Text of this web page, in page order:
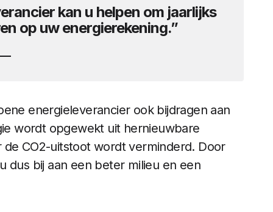
kan u helpen om jaarlijks
op uw energierekening.”
energieleverancier ook bijdragen aan
wordt opgewekt uit hernieuwbare
CO2-uitstoot wordt verminderd. Door
dus bij aan een beter milieu en een